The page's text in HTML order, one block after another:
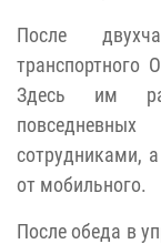
После
транспортного
Здесь им
сотрудниками,
от мобильного.
После обеда в